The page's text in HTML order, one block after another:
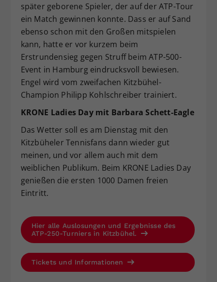
später geborene Spieler, der auf der ATP-Tour
ein Match gewinnen konnte. Dass er auf Sand
ebenso schon mit den Großen mitspielen
kann, hatte er vor kurzem beim
Erstrundensieg gegen Struff beim ATP-500-
Event in Hamburg eindrucksvoll bewiesen.
Engel wird vom zweifachen Kitzbühel-
Champion Philipp Kohlschreiber trainiert.
KRONE Ladies Day mit Barbara Schett-Eagle
Das Wetter soll es am Dienstag mit den
Kitzbüheler Tennisfans dann wieder gut
meinen, und vor allem auch mit dem
weiblichen Publikum. Beim KRONE Ladies Day
genießen die ersten 1000 Damen freien
Eintritt.
Hier alle Auslosungen und Ergebnisse des
ATP-250-Turniers in Kitzbühel.
Tickets und Informationen